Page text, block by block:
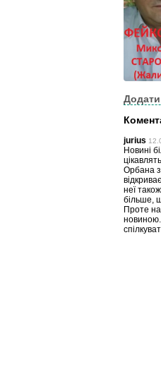
jurius
Новині
Орбана
неї
більше,
Проте
новиною.